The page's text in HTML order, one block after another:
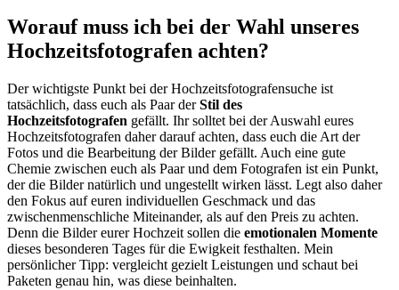
Worauf muss ich bei der Wahl unseres
Hochzeitsfotografen achten?
Der wichtigste Punkt bei der Hochzeitsfotografensuche ist
tatsächlich, dass euch als Paar derStil des
Hochzeitsfotografen gefällt. Ihr solltet bei der Auswahl eures
Hochzeitsfotografen daher darauf achten, dass euch die Art der
Fotos und die Bearbeitung der Bilder gefällt. Auch eine gute
Chemie zwischen euch als Paar und dem Fotografen ist ein Punkt,
der die Bilder natürlich und ungestellt wirken lässt. Legt also daher
den Fokus auf euren individuellen Geschmack und das
zwischenmenschliche Miteinander, als auf den Preis zu achten.
Denn die Bilder eurer Hochzeit sollen die emotionalen Momente
dieses besonderen Tages für die Ewigkeit festhalten. Mein
persönlicher Tipp: vergleicht gezielt Leistungen und schaut bei
Paketen genau hin, was diese beinhalten.